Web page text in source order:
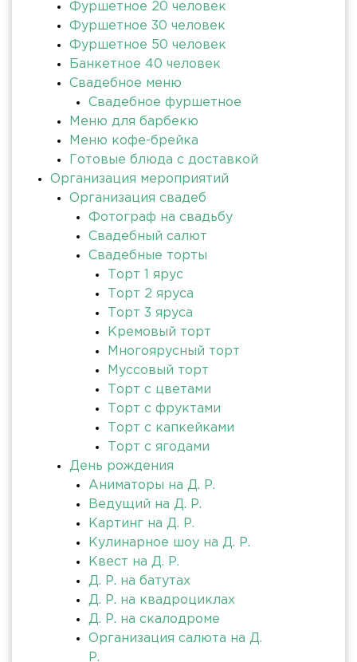
Фуршетное 20 человек
Фуршетное 30 человек
Фуршетное 50 человек
Банкетное 40 человек
Свадебное меню
Свадебное фуршетное
Меню для барбекю
Меню кофе-брейка
Готовые блюда с доставкой
Организация мероприятий
Организация свадеб
Фотограф на свадьбу
Свадебный салют
Свадебные торты
Торт 1 ярус
Торт 2 яруса
Торт 3 яруса
Кремовый торт
Многоярусный торт
Муссовый торт
Торт с цветами
Торт с фруктами
Торт с капкейками
Торт с ягодами
День рождения
Аниматоры на Д. Р.
Ведущий на Д. Р.
Картинг на Д. Р.
Кулинарное шоу на Д. Р.
Квест на Д. Р.
Д. Р. на батутах
Д. Р. на квадроциклах
Д. Р. на скалодроме
Организация салюта на Д.
Р.